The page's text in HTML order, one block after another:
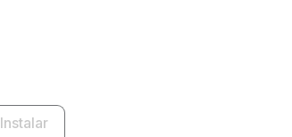
Instalar